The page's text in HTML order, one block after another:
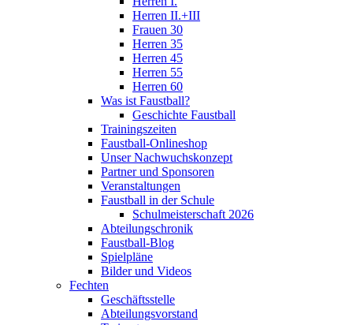
Herren II.+III
Frauen 30
Herren 35
Herren 45
Herren 55
Herren 60
Was ist Faustball?
Geschichte Faustball
Trainingszeiten
Faustball-Onlineshop
Unser Nachwuchskonzept
Partner und Sponsoren
Veranstaltungen
Faustball in der Schule
Schulmeisterschaft 2026
Abteilungschronik
Faustball-Blog
Spielpläne
Bilder und Videos
Fechten
Geschäftsstelle
Abteilungsvorstand